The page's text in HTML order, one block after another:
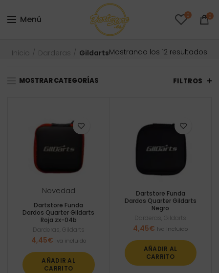
Menú 0 0
Inicio Darderas GildartsMostrando los 12 resultados
MOSTRAR CATEGORÍAS FILTROS
Novedad
Dartstore Funda
Dardos Quarter Gildarts
Roja zx-04b
Darderas Gildarts
4,45€ Iva incluido
AÑADIR AL
CARRITO
Dartstore Funda
Dardos Quarter Gildarts
Negro
Darderas ,Gildarts
4,45€ Iva incluido
AÑADIR AL
CARRITO